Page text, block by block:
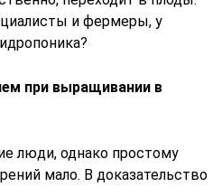
и фермеры, у
при выращивании в
люди, однако простому
мало. В доказательство